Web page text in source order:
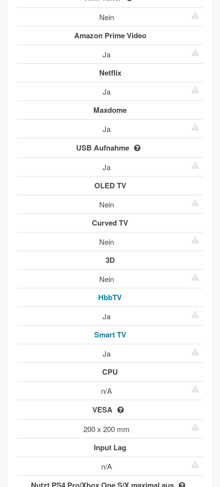
Nein
Amazon Prime Video
Ja
Netflix
Ja
Maxdome
Ja
USB Aufnahme
Ja
OLED TV
Nein
Curved TV
Nein
3D
Nein
HbbTV
Ja
Smart TV
Ja
CPU
n/A
VESA
200 x 200 mm
Input Lag
n/A